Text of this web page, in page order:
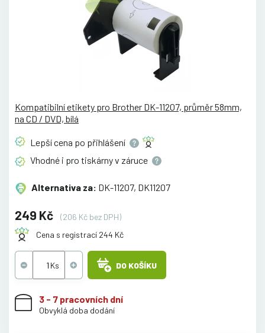
Kompatibilní etikety pro Brother DK-11207, průměr 58mm,
na CD / DVD, bílá
Lepší cena po přihlášení
Vhodné i pro tiskárny v záruce
Alternativa za: DK-11207, DK11207
249 Kč
(206 Kč bez DPH)
Cena s registrací 244 Kč
DO KOŠÍKU
3 - 7 pracovních dní
Obvyklá doba dodání